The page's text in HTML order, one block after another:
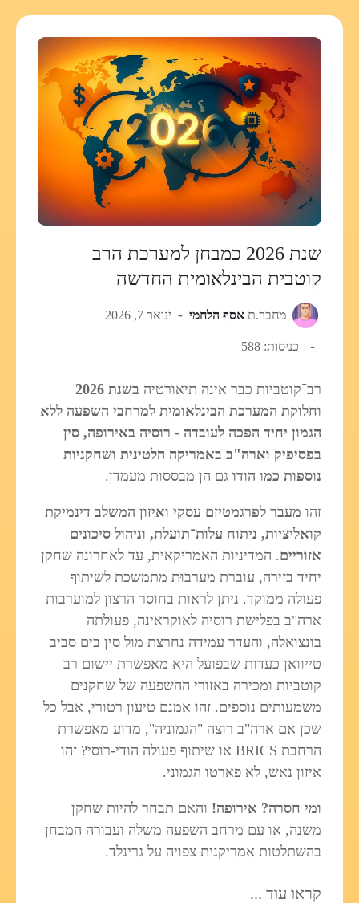
שנת 2026 כמבחן למערכת הרב
קוטבית הבינלאומית החדשה
מחבר.ת אסף הלחמי ינואר 7, 2026
כניסות: 588
רב־קוטביות כבר אינה תיאורטיה
בשנת 2026
וחלוקת המערכת הבינלאומית למרחבי השפעה ללא
הגמון יחיד הפכה לעובדה - רוסיה באירופה, סין
בפסיפיק וארה"ב באמריקה הלטינית ושחקניות
נוספות כמו הודו גם הן מבססות מעמדן.
זהו מעבר לפרגמטיזם עסקי ואיזון המשלב דינמיקת
קואליציות, ניתוח עלות־תועלת, וניהול סיכונים
אזוריים. המדיניות האמריקאית, עד לאחרונה שחקן
יחיד בזירה, עוברת מערבוּת מתמשכת לשיתוף
פעולה ממוקד. ניתן לראות בחוסר הרצון למוערבות
ארה"ב בפלישת רוסיה לאוקראינה, פעולתה
בונצואלה, והעדר עמידה נחרצת מול סין בים סביב
טייוואן כעדות שבפועל היא מאפשרת יישום רב
קוטביות ומכירה באזורי ההשפעה של שחקנים
משמעותים נוספים. זהו אמנם טיעון רטורי, אבל כל
שכן אם ארה"ב רוצה "הגמוניה", מדוע מאפשרת
הרחבת BRICS או שיתוף פעולה הודי-רוסי? זהו
איזון נאש, לא פארטו הגמוני.
ומי חסרה? אירופה! והאם תבחר להיות שחקן
משנה, או עם מרחב השפעה משלה ועבורה המבחן
בהשתלטות אמריקנית צפויה על גרינלד.
קראו עוד ...